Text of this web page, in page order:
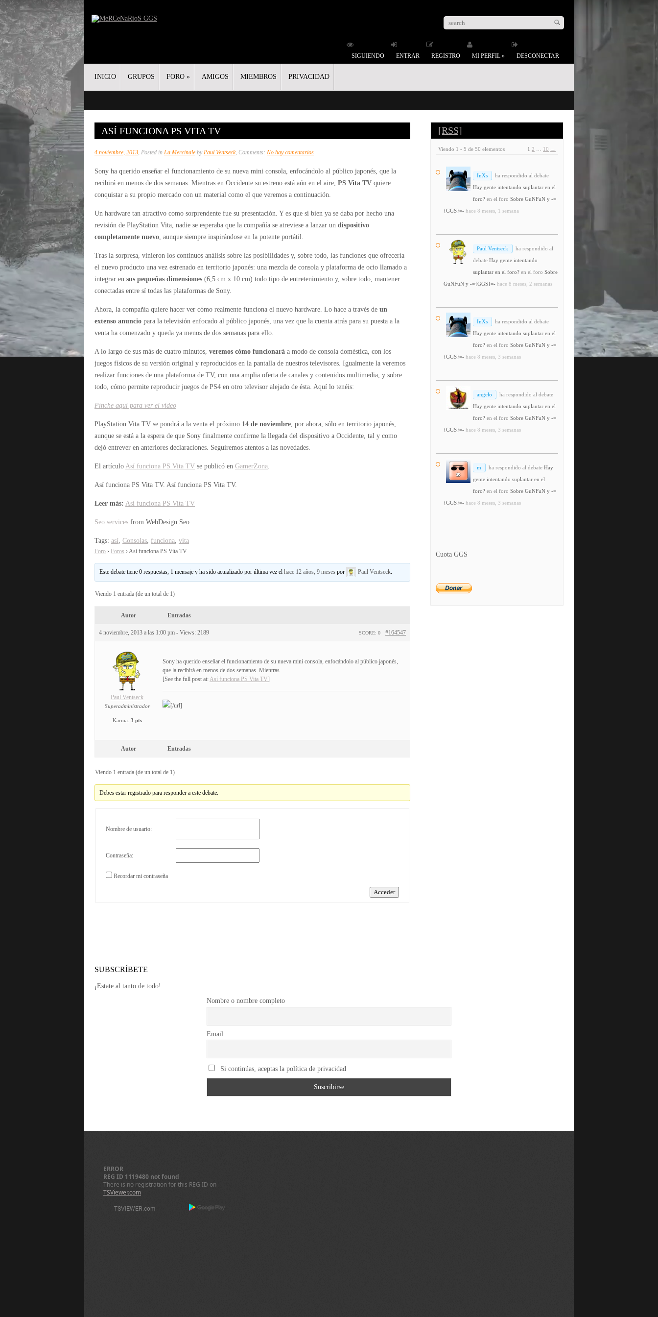
SIGUIENDO ENTRAR REGISTRO MI PERFIL » DESCONECTAR
INICIO GRUPOS FORO » AMIGOS MIEMBROS PRIVACIDAD
ASÍ FUNCIONA PS VITA TV
4 noviembre, 2013, Posted in La Mercinale byPaul Ventseck, Comments: No hay comentariosen
funciona
PS
Vita
TV
Sony ha querido enseñar el funcionamiento de su nueva mini consola, enfocándolo al público japonés, que la
recibirá en menos de dos semanas. Mientras en Occidente su estreno está aún en el aire, PS Vita TV quiere
conquistar a su propio mercado con un material como el que veremos a continuación.
Un hardware tan atractivo como sorprendente fue su presentación. Y es que si bien ya se daba por hecho una
revisión de PlayStation Vita, nadie se esperaba que la compañía se atreviese a lanzar un dispositivo
completamente nuevo, aunque siempre inspirándose en la potente portátil.
Tras la sorpresa, vinieron los continuos análisis sobre las posibilidades y, sobre todo, las funciones que ofrecería
el nuevo producto una vez estrenado en territorio japonés: una mezcla de consola y plataforma de ocio llamado a
integrar en sus pequeñas dimensiones (6,5 cm x 10 cm) todo tipo de entretenimiento y, sobre todo, mantener
conectadas entre sí todas las plataformas de Sony.
Ahora, la compañía quiere hacer ver cómo realmente funciona el nuevo hardware. Lo hace a través de un
extenso anuncio para la televisión enfocado al público japonés, una vez que la cuenta atrás para su puesta a la
venta ha comenzado y queda ya menos de dos semanas para ello.
A lo largo de sus más de cuatro minutos, veremos cómo funcionará a modo de consola doméstica, con los
juegos físicos de su versión original y reproducidos en la pantalla de nuestros televisores. Igualmente la veremos
realizar funciones de una plataforma de TV, con una amplia oferta de canales y contenidos multimedia, y sobre
todo, cómo permite reproducir juegos de PS4 en otro televisor alejado de ésta. Aquí lo tenéis:
Pinche aquí para ver el vídeo
PlayStation Vita TV se pondrá a la venta el próximo 14 de noviembre, por ahora, sólo en territorio japonés,
aunque se está a la espera de que Sony finalmente confirme la llegada del dispositivo a Occidente, tal y como
dejó entrever en anteriores declaraciones. Seguiremos atentos a las novedades.
El artículo Así funciona PS Vita TV se publicó en GamerZona.
Así funciona PS Vita TV. Así funciona PS Vita TV.
Leer más: Así funciona PS Vita TV
Seo services from WebDesign Seo.
Tags: así, Consolas, funciona, vita
Foro › Foros ›Así funciona PS Vita TV
Este debate tiene 0 respuestas, 1 mensaje y ha sido actualizado por última vez elhace 12 años, 9 meses por Paul Ventseck
Viendo 1 entrada (de un total de 1)
Autor Entradas
4 noviembre, 2013 a las 1:00 pm - Views: 2189 #164547
SCORE: 0
Paul Ventseck
Superadministrador
Karma: 3 pts
Sony ha querido enseñar el funcionamiento de su nueva mini consola, enfocándolo al público japonés,
que la recibirá en menos de dos semanas. Mientras
[See the full post at:Así funciona PS Vita TV]
[/url]
Autor Entradas
Viendo 1 entrada (de un total de 1)
Debes estar registrado para responder a este debate.
Nombre de usuario:
Contraseña:
Recordar mi contraseña
Acceder
[RSS]
Viendo 1 - 5 de 50 elementos 1 2 10 →
InXs
ha respondido al debate
Hay gente intentando suplantar en el
foro? en el foro Sobre GuNFuN y -=
{GGS}=- hace 8 meses, 1 semana
Paul Ventseck
ha respondido al
debate Hay gente intentando
suplantar en el foro? en el foro Sobre
GuNFuN y -={GGS}=- hace 8 meses, 2 semanas
InXs
ha respondido al debate
Hay gente intentando suplantar en el
foro? en el foro Sobre GuNFuN y -=
{GGS}=- hace 8 meses, 3 semanas
angelo
ha respondido al debate
Hay gente intentando suplantar en el
foro? en el foro Sobre GuNFuN y -=
{GGS}=- hace 8 meses, 3 semanas
m ha respondido al debate Hay
gente intentando suplantar en el
foro? en el foro Sobre GuNFuN y -=
{GGS}=- hace 8 meses, 3 semanas
Cuota GGS
SUBSCRÍBETE
¡Estate al tanto de todo!
Nombre o nombre completo
Email
Si continúas, aceptas la política de privacidad
ERROR
REG ID 1119480 not found
There is no registration for this REG ID on
TSViewer.com